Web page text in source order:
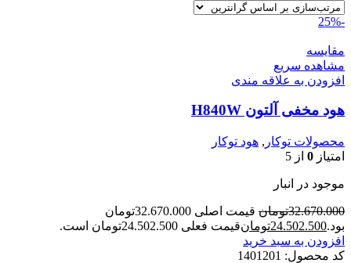
-25%
مقایسه
مشاهده سریع
افزودن به علاقه مندی
هود مخفی آلتون H840W
محصولات توکار , هود توکار
امتیاز 0 از 5
موجود در انبار
32.670.000تومان
قیمت اصلی 32.670.000تومان
بود.24.502.500تومانقیمت فعلی 24.502.500تومان است.
افزودن به سبد خرید
کد محصول: 1401201